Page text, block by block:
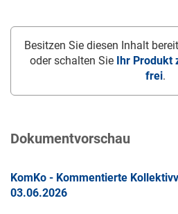
Besitzen Sie diesen Inhalt
oder schalten Sie
Ihr
frei.
Dokumentvorschau
KomKo - Kommentierte
03.06.2026